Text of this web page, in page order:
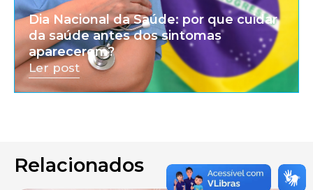
Dia Nacional da Saúde: por que cuidar
da saúde antes dos sintomas
aparecerem?
Ler post
Relacionados